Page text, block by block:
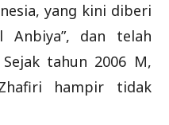
yang kini diberi
Anbiya”, dan telah
tahun 2006 M,
hampir tidak